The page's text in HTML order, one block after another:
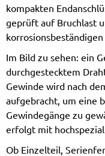
kompakten
geprüft auf Bruchlast
Im Bild zu sehen: ein
durchgestecktem
Gewinde wird nach
aufgebracht, um eine
Gewindegänge zu
erfolgt mit
Ob Einzelteil,